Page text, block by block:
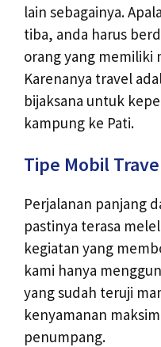
lain sebagainya.
tiba, anda harus
orang yang memiliki
Karenanya travel
bijaksana untuk
kampung ke Pati.
Tipe Mobil
Perjalanan panjang
pastinya terasa
kegiatan yang
kami hanya
yang sudah teruji
kenyamanan
penumpang.